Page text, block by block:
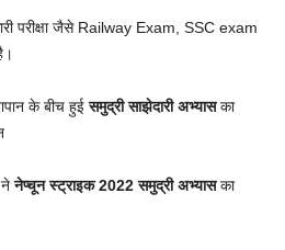
परीक्षा जैसे Railway Exam, SSC exam
के बीच हुईसमुद्री साझेदारी अभ्यासका
नेनेप्चून स्ट्राइक 2022 समुद्री अभ्यासका